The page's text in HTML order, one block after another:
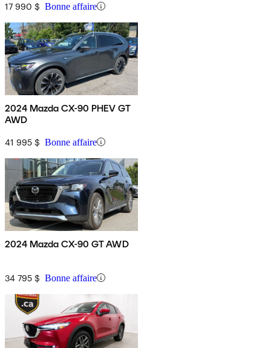
17 990 $ Bonne affaire
2024 Mazda CX-90 PHEV GT
AWD
41 995 $ Bonne affaire
2024 Mazda CX-90 GT AWD
34 795 $ Bonne affaire